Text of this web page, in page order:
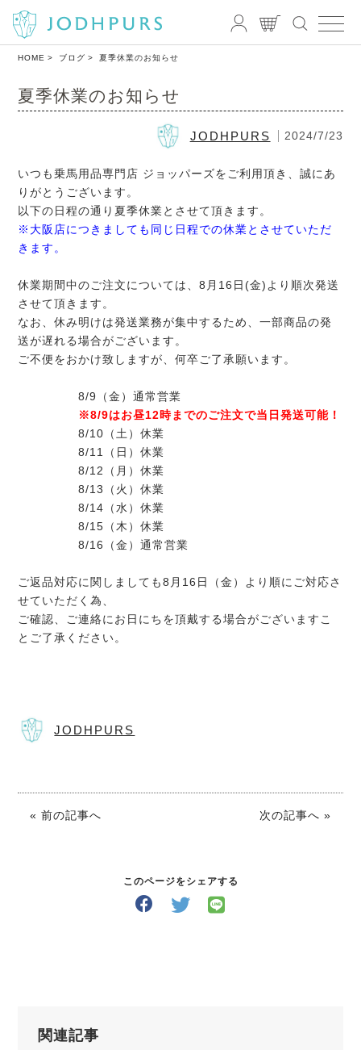
HOME ブログ 夏季休業のお知らせ
夏季休業のお知らせ
JODHPURS 2024/7/23
いつも乗馬用品専門店 ジョッパーズをご利用頂き、誠にあ
りがとうございます。
以下の日程の通り夏季休業とさせて頂きます。
※大阪店につきましても同じ日程での休業とさせていただ
きます。
休業期間中のご注文については、8月16日(金)より順次発送
させて頂きます。
なお、休み明けは発送業務が集中するため、一部商品の発
送が遅れる場合がございます。
ご不便をおかけ致しますが、何卒ご了承願います。
8/9（金）通常営業
※8/9はお昼12時までのご注文で当日発送可能！
8/10（土）休業
8/11（日）休業
8/12（月）休業
8/13（火）休業
8/14（水）休業
8/15（木）休業
8/16（金）通常営業
ご返品対応に関しましても8月16日（金）より順にご対応さ
せていただく為、
ご確認、ご連絡にお日にちを頂戴する場合がございますこ
とご了承ください。
JODHPURS
« 前の記事へ 次の記事へ »
このページをシェアする
関連記事